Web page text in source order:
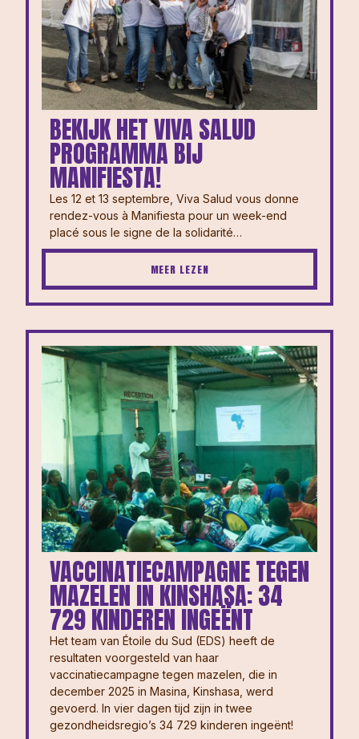
BEKIJK HET VIVA SALUD
PROGRAMMA BIJ
MANIFIESTA!
Les 12 et 13 septembre, Viva Salud vous donne
rendez-vous à Manifiesta pour un week-end
placé sous le signe de la solidarité…
MEER LEZEN
VACCINATIECAMPAGNE TEGEN
MAZELEN IN KINSHASA: 34
729 KINDEREN INGEËNT
Het team van Étoile du Sud (EDS) heeft de
resultaten voorgesteld van haar
vaccinatiecampagne tegen mazelen, die in
december 2025 in Masina, Kinshasa, werd
gevoerd. In vier dagen tijd zijn in twee
gezondheidsregio’s 34 729 kinderen ingeënt!